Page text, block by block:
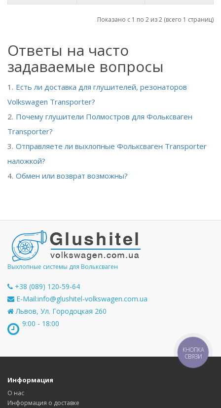
Показано с 1 по 2 из 2 (всего 1 страниц)
Ответы на часто
задаваемые вопросы
Есть ли доставка для глушителей, резонаторов
Volkswagen Transporter?
Почему глушители Полмостров для Фольксваген
Transporter?
Отправляете ли выхлопные Фольксваген Transporter
наложкой?
Обмен или возврат возможны?
Выхлопные системы для Вольксваген
+38 (089) 120-59-64
E-Mail:info@glushitel-volkswagen.com.ua
Львов, Ул. Городоцкая 260
9:00 - 18:00
Информация
О нас
Информация о доставке
КНОПКА
СВЯЗИ